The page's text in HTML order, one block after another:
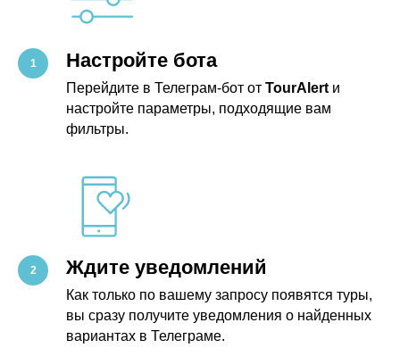
Настройте бота
Перейдите в Телеграм-бот от TourAlert и
настройте параметры, подходящие вам
фильтры.
Ждите уведомлений
Как только по вашему запросу появятся туры,
вы сразу получите уведомления о найденных
вариантах в Телеграме.